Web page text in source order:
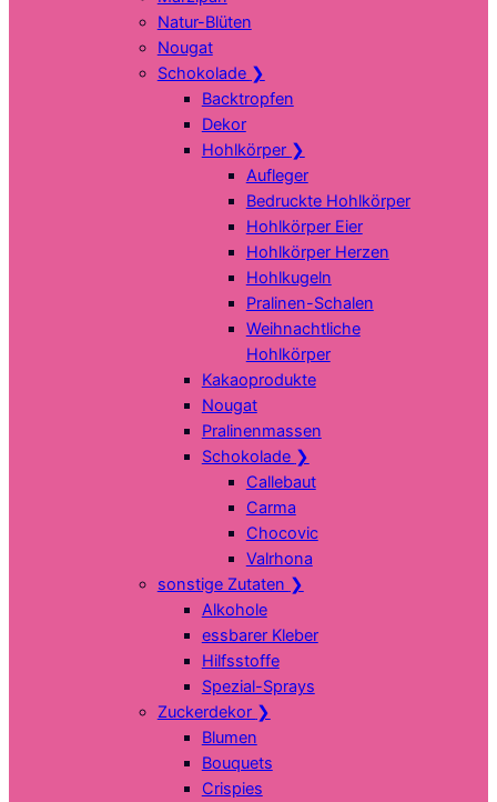
Natur-Blüten
Nougat
Schokolade ❯
Backtropfen
Dekor
Hohlkörper ❯
Aufleger
Bedruckte Hohlkörper
Hohlkörper Eier
Hohlkörper Herzen
Hohlkugeln
Pralinen-Schalen
Weihnachtliche
Hohlkörper
Kakaoprodukte
Nougat
Pralinenmassen
Schokolade ❯
Callebaut
Carma
Chocovic
Valrhona
sonstige Zutaten ❯
Alkohole
essbarer Kleber
Hilfsstoffe
Spezial-Sprays
Zuckerdekor ❯
Blumen
Bouquets
Crispies